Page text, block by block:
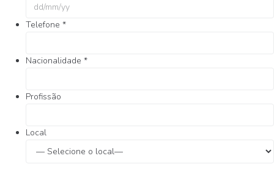
Telefone *
Nacionalidade *
Profissão
Local